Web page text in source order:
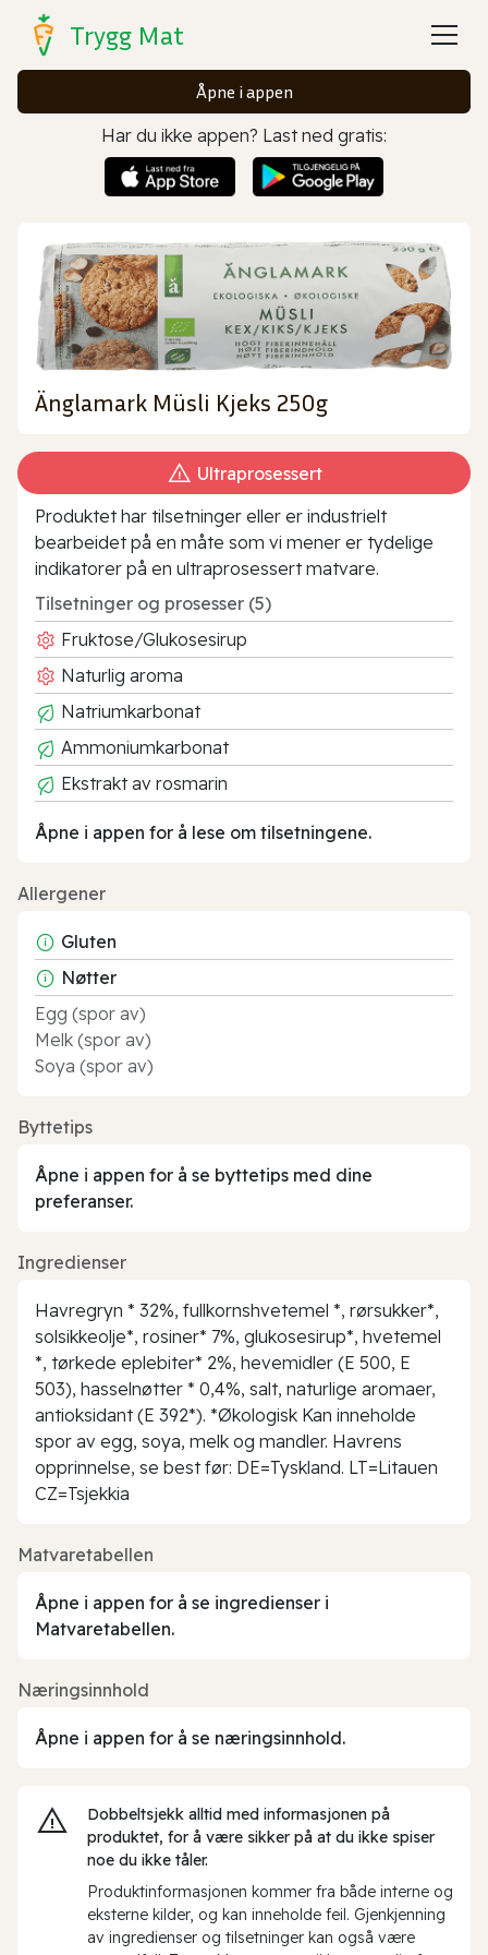
Trygg Mat
Åpne i appen
Har du ikke appen? Last ned gratis:
Änglamark Müsli Kjeks 250g
Ultraprosessert
Produktet har tilsetninger eller er industrielt
bearbeidet på en måte som vi mener er tydelige
indikatorer på en ultraprosessert matvare.
Tilsetninger og prosesser (5)
Fruktose/Glukosesirup
Naturlig aroma
Natriumkarbonat
Ammoniumkarbonat
Ekstrakt av rosmarin
Åpne i appen for å lese om tilsetningene.
Allergener
Gluten
Nøtter
Egg (spor av)
Melk (spor av)
Soya (spor av)
Byttetips
Åpne i appen for å se byttetips med dine
preferanser.
Ingredienser
Havregryn * 32%, fullkornshvetemel *, rørsukker*,
solsikkeolje*, rosiner* 7%, glukosesirup*, hvetemel
*, tørkede eplebiter* 2%, hevemidler (E 500, E
503), hasselnøtter * 0,4%, salt, naturlige aromaer,
antioksidant (E 392*). *Økologisk Kan inneholde
spor av egg, soya, melk og mandler. Havrens
opprinnelse, se best før: DE=Tyskland. LT=Litauen
CZ=Tsjekkia
Matvaretabellen
Åpne i appen for å se ingredienser i
Matvaretabellen.
Næringsinnhold
Åpne i appen for å se næringsinnhold.
Dobbeltsjekk alltid med informasjonen på
produktet, for å være sikker på at du ikke spiser
noe du ikke tåler.
Produktinformasjonen kommer fra både interne og
eksterne kilder, og kan inneholde feil. Gjenkjenning
av ingredienser og tilsetninger kan også være